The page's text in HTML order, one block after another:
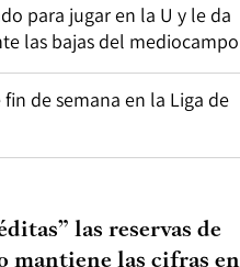
para jugar en la U y le da
las bajas del mediocampo
de semana en la Liga de
las reservas de
mantiene las cifras en